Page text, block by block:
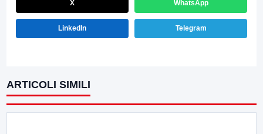
X WhatsApp
LinkedIn Telegram
ARTICOLI SIMILI